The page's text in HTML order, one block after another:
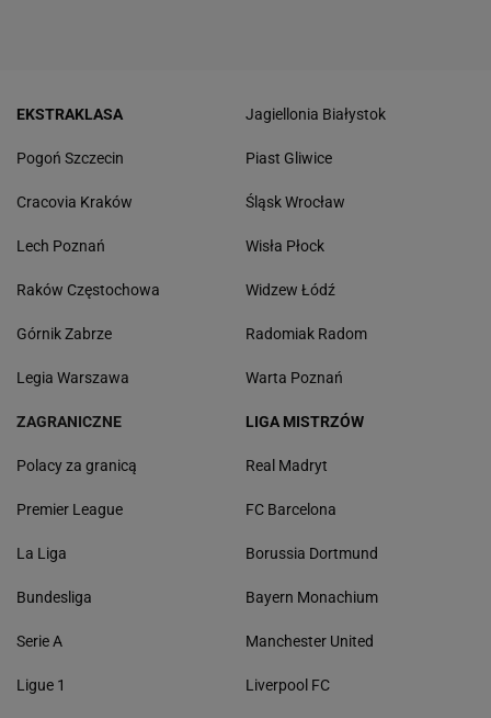
EKSTRAKLASA
Pogoń Szczecin
Cracovia Kraków
Lech Poznań
Raków Częstochowa
Górnik Zabrze
Legia Warszawa
Jagiellonia Białystok
Piast Gliwice
Śląsk Wrocław
Wisła Płock
Widzew Łódź
Radomiak Radom
Warta Poznań
ZAGRANICZNE
Polacy za granicą
Premier League
La Liga
Bundesliga
Serie A
Ligue 1
LIGA MISTRZÓW
Real Madryt
FC Barcelona
Borussia Dortmund
Bayern Monachium
Manchester United
Liverpool FC